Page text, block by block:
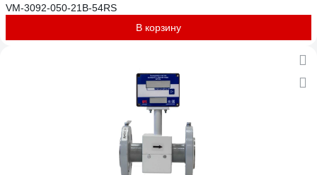
VM-3092-050-21B-54RS
В корзину